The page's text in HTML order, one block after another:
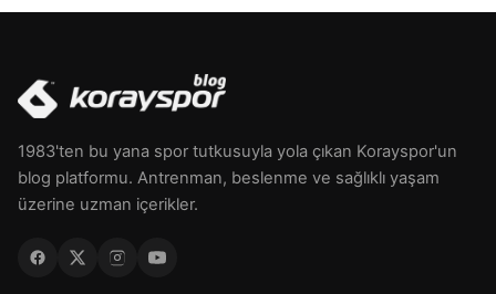
1983'ten bu yana spor tutkusuyla yola çıkan Korayspor'un
blog platformu. Antrenman, beslenme ve sağlıklı yaşam
üzerine uzman içerikler.